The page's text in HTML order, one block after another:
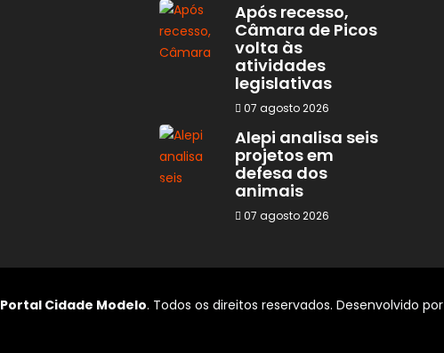
Após recesso,
Câmara de Picos
volta às
atividades
legislativas
07 agosto 2026
Alepi analisa seis
projetos em
defesa dos
animais
07 agosto 2026
Portal Cidade Modelo. Todos os direitos reservados. Desenvolvido por